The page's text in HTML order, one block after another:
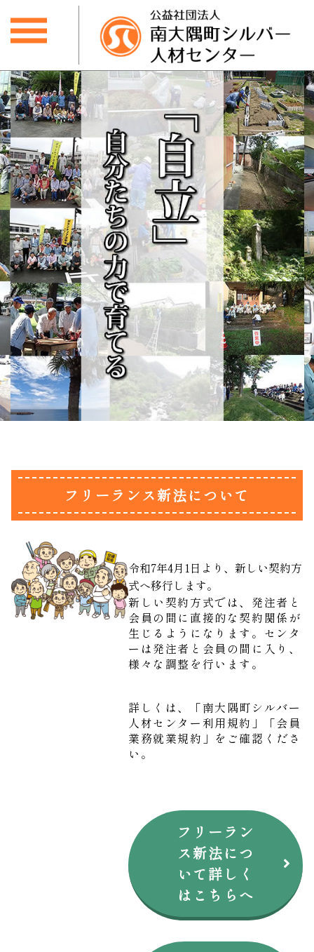
フリーランス新法について
令和7年4月1日より、新しい契約方
式へ移行します。
新しい契約方式では、発注者と
会員の間に直接的な契約関係が
生じるようになります。センタ
ーは発注者と会員の間に入り、
様々な調整を行います。
詳しくは、「南大隅町シルバー
人材センター利用規約」「会員
業務就業規約」をご確認くださ
い。
フリーラン
ス新法につ
いて詳しく
はこちらへ